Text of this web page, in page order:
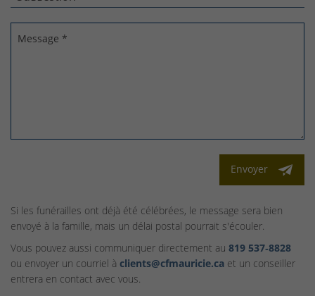
Message *
Envoyer
Si les funérailles ont déjà été célébrées, le message sera bien
envoyé à la famille, mais un délai postal pourrait s'écouler.
Vous pouvez aussi communiquer directement au 819 537‑8828
ou envoyer un courriel à clients@cfmauricie.ca et un conseiller
entrera en contact avec vous.